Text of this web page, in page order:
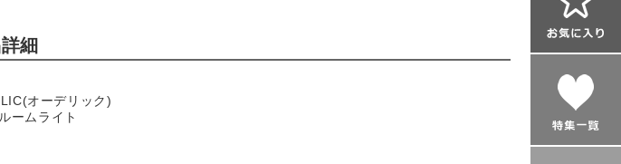
細
オーデリック)
ームライト